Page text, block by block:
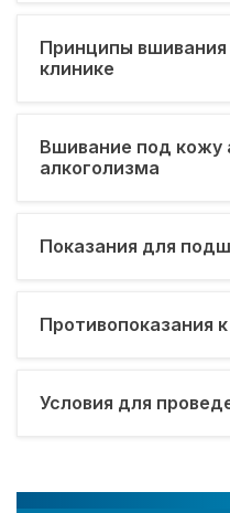
Принципы
клинике
Вшивание под кожу
алкоголизма
Показания для
Противопоказания
Условия для